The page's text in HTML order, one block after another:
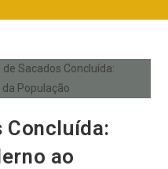
Concluída:
ao